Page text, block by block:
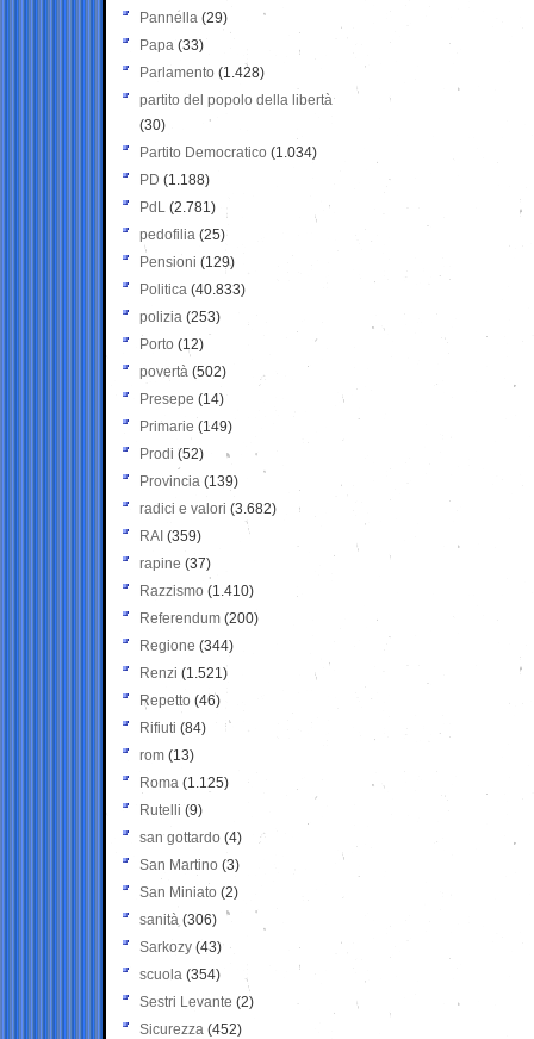
Pannella (29)
Papa (33)
Parlamento (1.428)
partito del popolo della libertà
(30)
Partito Democratico (1.034)
PD (1.188)
PdL (2.781)
pedofilia (25)
Pensioni (129)
Politica (40.833)
polizia (253)
Porto (12)
povertà (502)
Presepe (14)
Primarie (149)
Prodi (52)
Provincia (139)
radici e valori (3.682)
RAI (359)
rapine (37)
Razzismo (1.410)
Referendum (200)
Regione (344)
Renzi (1.521)
Repetto (46)
Rifiuti (84)
rom (13)
Roma (1.125)
Rutelli (9)
san gottardo (4)
San Martino (3)
San Miniato (2)
sanità (306)
Sarkozy (43)
scuola (354)
Sestri Levante (2)
Sicurezza (452)